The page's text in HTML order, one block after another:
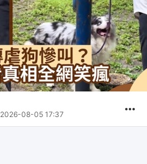
2026-08-05 17:37